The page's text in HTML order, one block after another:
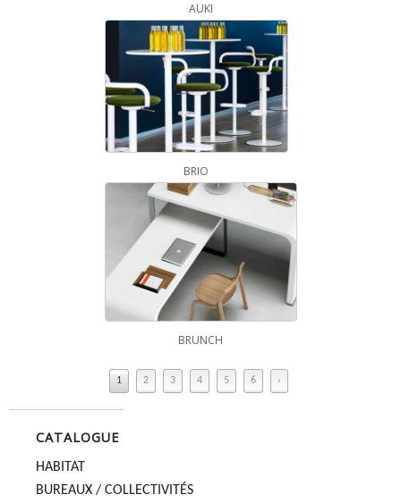
AUKI
BRIO
BRUNCH
1 2 3 4 5 6 ›
CATALOGUE
HABITAT
BUREAUX / COLLECTIVITÉS